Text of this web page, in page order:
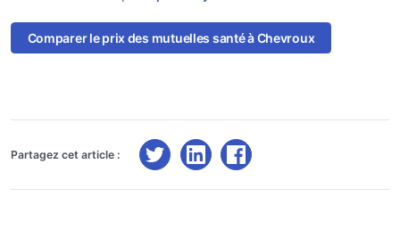
Comparer le prix des mutuelles santé à Chevroux
Partagez cet article :